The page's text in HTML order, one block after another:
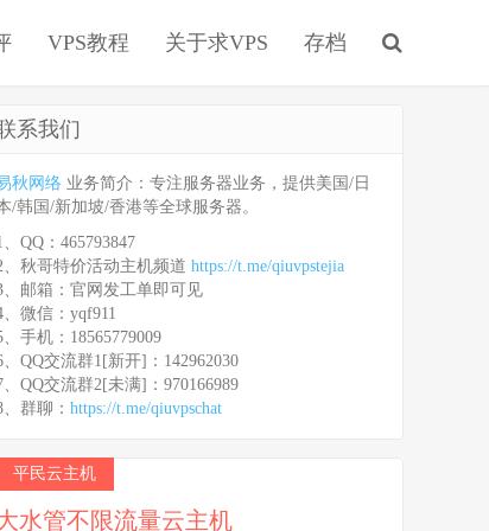
VPS教程 关于求VPS 存档
系我们
秋网络 业务简介：专注服务器业务，提供美国/日
/韩国/新加坡/香港等全球服务器。
、QQ：465793847
、秋哥特价活动主机频道 https://t.me/qiuvpstejia
、邮箱：官网发工单即可见
、微信：yqf911
、手机：18565779009
、QQ交流群1[新开]：142962030
、QQ交流群2[未满]：970166989
、群聊： https://t.me/qiuvpschat
平民云主机
水管不限流量云主机